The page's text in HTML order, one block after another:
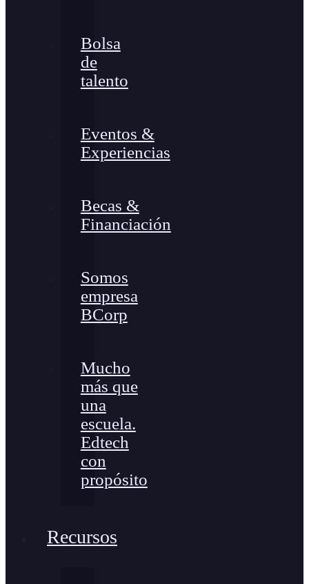
Bolsa
de
talento
Eventos &
Experiencias
Becas &
Financiación
Somos
empresa
BCorp
Mucho
más que
una
escuela.
Edtech
con
propósito
Recursos